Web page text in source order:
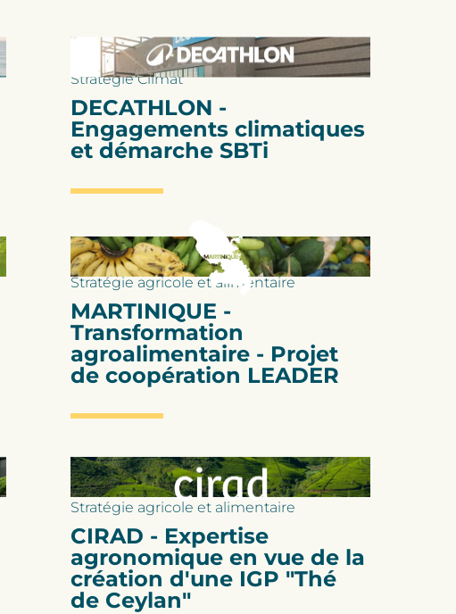
Stratégie Climat
DECATHLON -
Engagements climatiques
et démarche SBTi
Stratégie agricole et alimentaire
MARTINIQUE -
Transformation
agroalimentaire - Projet
de coopération LEADER
Stratégie agricole et alimentaire
CIRAD - Expertise
agronomique en vue de la
création d'une IGP "Thé
de Ceylan"